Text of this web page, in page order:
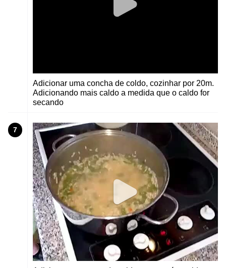
Adicionar uma concha de coldo, cozinhar por 20m.
Adicionando mais caldo a medida que o caldo for
secando
7